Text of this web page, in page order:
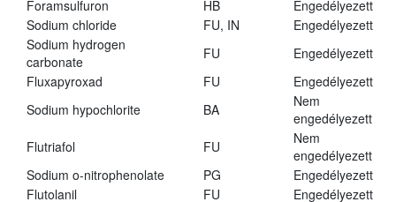
Foramsulfuron
HB
Engedélyezett
Sodium chloride
FU, IN
Engedélyezett
Sodium hydrogen
carbonate
FU
Engedélyezett
Fluxapyroxad
FU
Engedélyezett
Sodium hypochlorite
BA
Nem
engedélyezett
Flutriafol
FU
Nem
engedélyezett
Sodium o-nitrophenolate
PG
Engedélyezett
Flutolanil
FU
Engedélyezett